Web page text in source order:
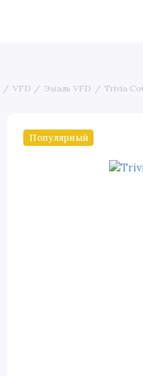
VFD Эмаль VFD Trivia
Популярный